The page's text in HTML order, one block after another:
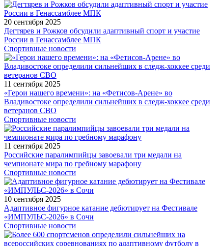
20 сентября 2025
Дегтярев и Рожков обсудили адаптивный спорт и участие
России в Генассамблее МПК
Спортивные новости
11 сентября 2025
«Герои нашего времени»: на «Фетисов-Арене» во
Владивостоке определили сильнейших в следж-хоккее среди
ветеранов СВО
Спортивные новости
11 сентября 2025
Российские паралимпийцы завоевали три медали на
чемпионате мира по гребному марафону
Спортивные новости
10 сентября 2025
Адаптивное фигурное катание дебютирует на Фестивале
«ИМПУЛЬС-2026» в Сочи
Спортивные новости